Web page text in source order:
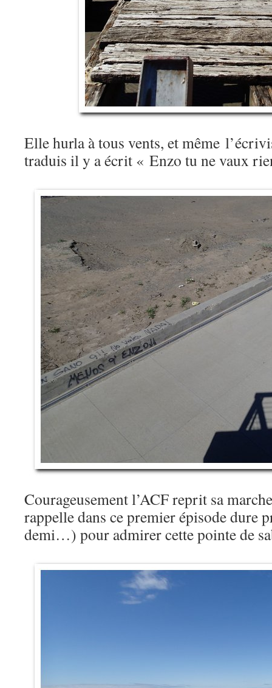
Elle hurla à tous vents, et même
traduis il y a écrit « Enzo tu ne vaux
Courageusement l’ACF reprit sa
rappelle dans ce premier épisode dure
demi…) pour admirer cette pointe de